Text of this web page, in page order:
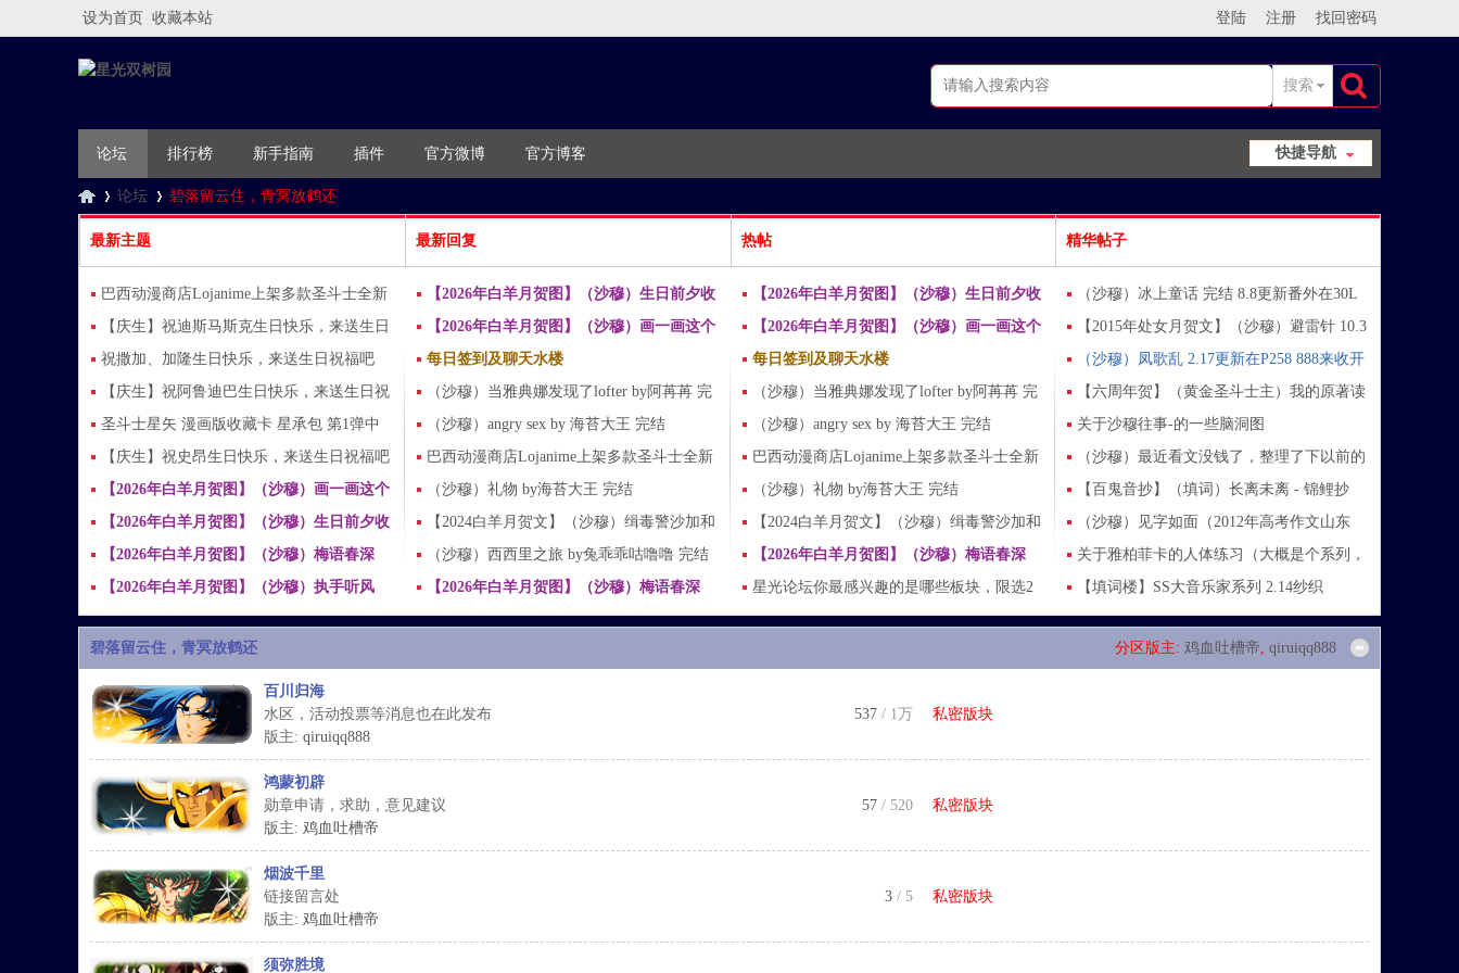
设为首页 收藏本站 登陆 注册 找回密码
搜索
快捷导航
论坛 排行榜 新手指南 插件 官方微博 官方博客
星
树
»
论坛
›
碧落留云住，青冥放鹤还
最新主题
巴西动漫商店Lojanime上架多款圣斗士全新
授权周边
【庆生】祝迪斯马斯克生日快乐，来送生日
祝福吧（每个id回帖327金币 仅一次）
祝撒加、加隆生日快乐，来送生日祝福吧
（每个id回帖327+327金币，仅一次）
【庆生】祝阿鲁迪巴生日快乐，来送生日祝
福吧（每个id回帖327金币 仅一次）
圣斗士星矢 漫画版收藏卡 星承包 第1弹中
的沙加、穆
【庆生】祝史昂生日快乐，来送生日祝福吧
（每个id回帖327金币 仅一次）
【2026年白羊月贺图】（沙穆）画一画这个
名场面 by LILILI
【2026年白羊月贺图】（沙穆）生日前夕收
到爱的告白 by LILILI
【2026年白羊月贺图】（沙穆）梅语春深
（折花为钥之三）
【2026年白羊月贺图】（沙穆）执手听风
（折花为钥系列之二）
最新回复
【2026年白羊月贺图】（沙穆）生日前夕收
到爱的告白 by LILILI
【2026年白羊月贺图】（沙穆）画一画这个
名场面 by LILILI
每日签到及聊天水楼
（沙穆）当雅典娜发现了lofter by阿苒苒 完
结
（沙穆）angry sex by 海苔大王 完结
巴西动漫商店Lojanime上架多款圣斗士全新
授权周边
（沙穆）礼物 by海苔大王 完结
【2024白羊月贺文】（沙穆）缉毒警沙加和
扫黄警穆 PWP完结
（沙穆）西西里之旅 by兔乖乖咕噜噜 完结
【2026年白羊月贺图】（沙穆）梅语春深
（折花为钥之三）
热帖
【2026年白羊月贺图】（沙穆）生日前夕收
到爱的告白 by LILILI
【2026年白羊月贺图】（沙穆）画一画这个
名场面 by LILILI
每日签到及聊天水楼
（沙穆）当雅典娜发现了lofter by阿苒苒 完
结
（沙穆）angry sex by 海苔大王 完结
巴西动漫商店Lojanime上架多款圣斗士全新
授权周边
（沙穆）礼物 by海苔大王 完结
【2024白羊月贺文】（沙穆）缉毒警沙加和
扫黄警穆 PWP完结
【2026年白羊月贺图】（沙穆）梅语春深
（折花为钥之三）
星光论坛你最感兴趣的是哪些板块，限选2
项（有回帖的每个id加18个金币）
精华帖子
（沙穆）冰上童话 完结 8.8更新番外在30L
【2015年处女月贺文】（沙穆）避雷针 10.3
更新P18 番外完
（沙穆）凤歌乱 2.17更新在P258 888来收开
工套餐嗷~
【六周年贺】（黄金圣斗士主）我的原著读
书笔记 1.10更新在P72
关于沙穆往事-的一些脑洞图
（沙穆）最近看文没钱了，整理了下以前的
图发上来赚点看文币~
【百鬼音抄】（填词）长离未离 - 锦鲤抄
（沙穆）
（沙穆）见字如面（2012年高考作文山东
卷）
关于雅柏菲卡的人体练习（大概是个系列，
5.17笛捷尔X瑟拉菲娜）
【填词楼】SS大音乐家系列 2.14纱织
《Shattered Pieces》
分区版主: 鸡血吐槽帝, qiruiqq888
碧落留云住，青冥放鹤还
百川归海
水区，活动投票等消息也在此发布
版主: qiruiqq888
537 / 1万 私密版块
鸿蒙初辟
勋章申请，求助，意见建议
版主: 鸡血吐槽帝
57 / 520 私密版块
烟波千里
链接留言处
版主: 鸡血吐槽帝
3 / 5 私密版块
须弥胜境